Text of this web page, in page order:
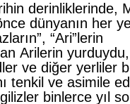
derinliklerinde,
dünyanın her
“Ari”lerin
Arilerin yurduydu,
ve diğer yerliler
tenkil ve asimile
binlerce yıl